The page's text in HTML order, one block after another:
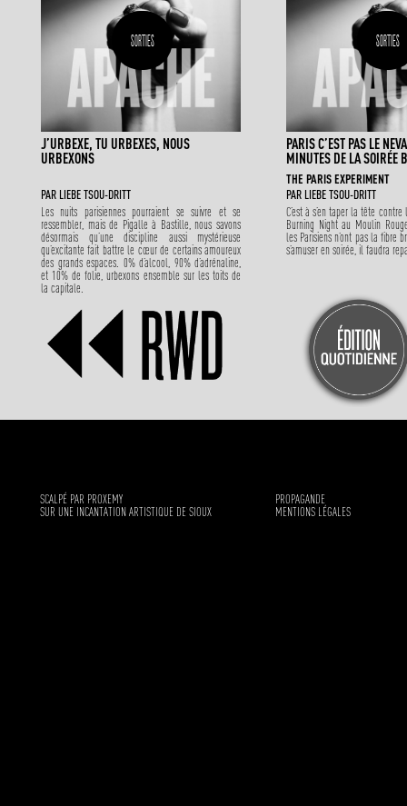
SORTIES
J’URBEXE, TU URBEXES, NOUS
URBEXONS
PARLIEBE TSOU-DRITT
Les nuits parisiennes pourraient se suivre et se
ressembler, mais de Pigalle à Bastille, nous savons
désormais qu’une discipline aussi mystérieuse
qu’excitante fait battre le cœur de certains amoureux
des grands espaces. 0% d’alcool, 90% d’adrénaline,
et 10% de folie, urbexons ensemble sur les toits de
la capitale.
SORTIES
PARIS C’EST PAS LE
MINUTES DE LA SOIRÉE
THE PARIS EXPERIMENT
PARLIEBE TSOU-DRITT
C’est à s’en taper la tête
Burning Night au Moulin
les Parisiens n’ont pas la fibre
s’amuser en soirée, il faudra
SCALPÉ PAR PROXEMY
SUR UNE INCANTATION ARTISTIQUE DE SIOUX
PROPAGANDE
MENTIONS LÉGALES